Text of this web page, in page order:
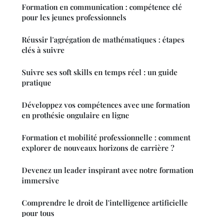
Formation en communication : compétence clé
pour les jeunes professionnels
Réussir l'agrégation de mathématiques : étapes
clés à suivre
Suivre ses soft skills en temps réel : un guide
pratique
Développez vos compétences avec une formation
en prothésie ongulaire en ligne
Formation et mobilité professionnelle : comment
explorer de nouveaux horizons de carrière ?
Devenez un leader inspirant avec notre formation
immersive
Comprendre le droit de l'intelligence artificielle
pour tous